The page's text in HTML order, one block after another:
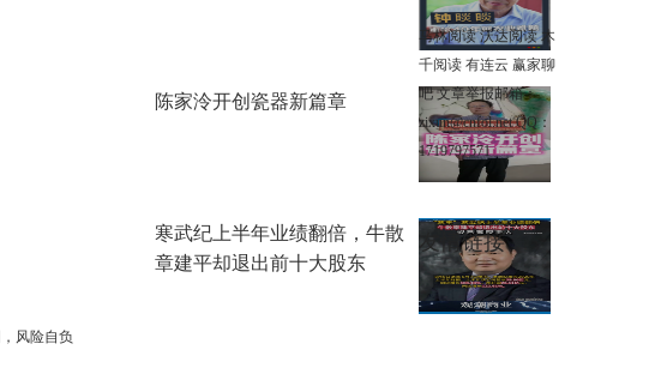
陈家泠开创瓷器新篇章
寒武纪上半年业绩翻倍，牛散
章建平却退出前十大股东
友情链接
马林阅读 沃达阅读 木
千阅读 有连云 赢家聊
吧 文章举报邮箱：
zixun@cnfol.netQQ：
1719797571
，风险自负